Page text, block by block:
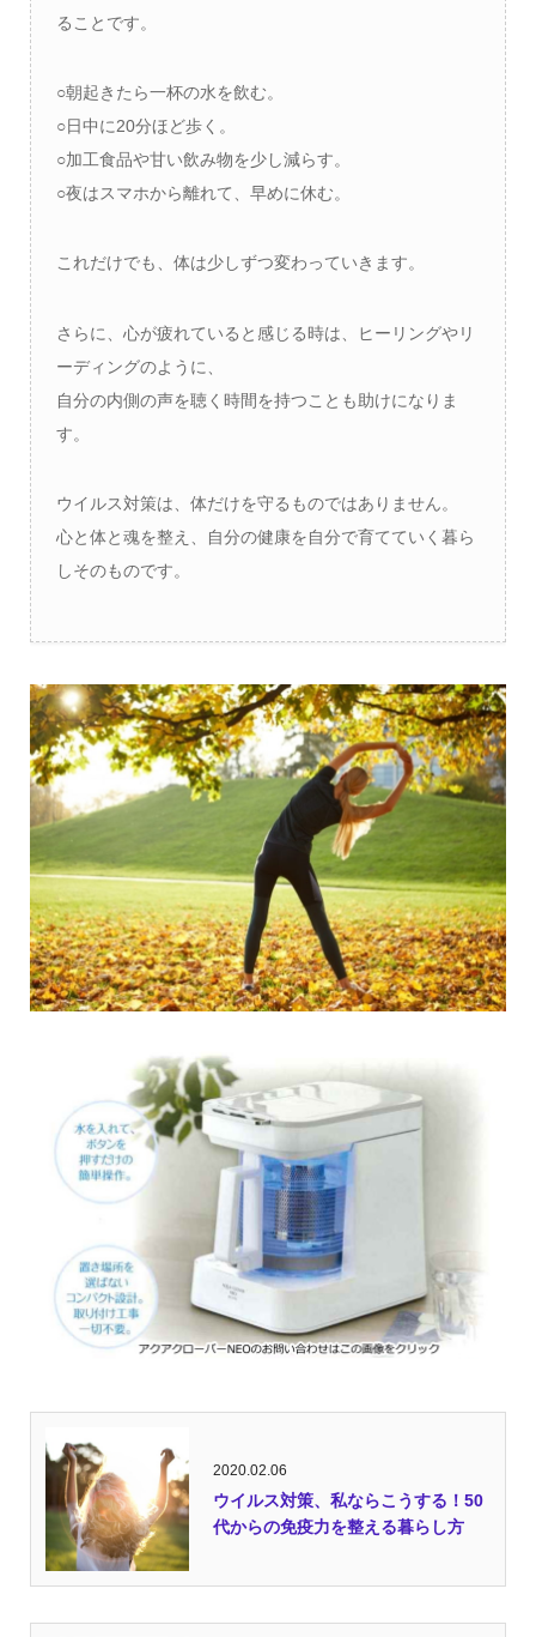
ることです。
○朝起きたら一杯の水を飲む。
○日中に20分ほど歩く。
○加工食品や甘い飲み物を少し減らす。
○夜はスマホから離れて、早めに休む。
これだけでも、体は少しずつ変わっていきます。
さらに、心が疲れていると感じる時は、ヒーリングやリ
ーディングのように、
自分の内側の声を聴く時間を持つことも助けになりま
す。
ウイルス対策は、体だけを守るものではありません。
心と体と魂を整え、自分の健康を自分で育てていく暮ら
しそのものです。
2020.02.06
ウイルス対策、私ならこうする！50
代からの免疫力を整える暮らし方